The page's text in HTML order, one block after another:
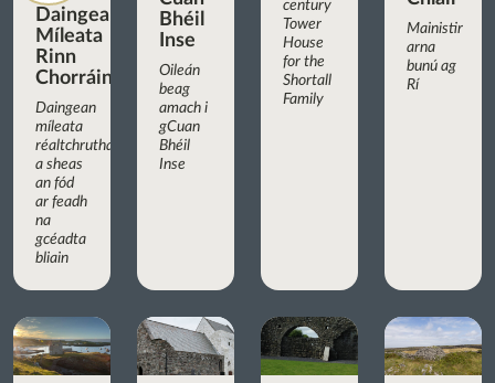
Daingean
Míleata
Rinn
Chorráin
Daingean
míleata
réaltchruthach
a sheas
an fód
ar feadh
na
gcéadta
bliain
Bhéil
Inse
Oileán
beag
amach i
gCuan
Bhéil
Inse
century
Tower
House
for the
Shortall
Family
Mainistir
arna
bunú ag
Rí